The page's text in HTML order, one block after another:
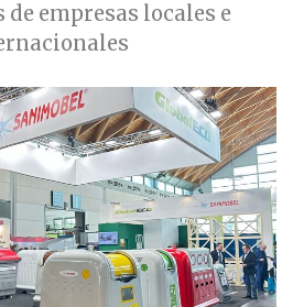
empresas locales e